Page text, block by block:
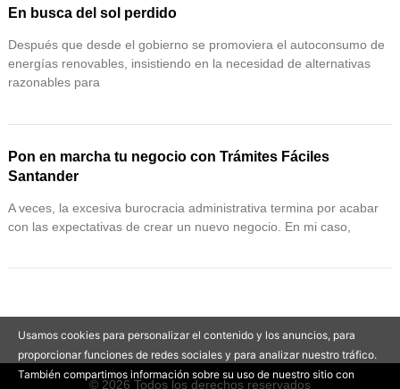
En busca del sol perdido
Después que desde el gobierno se promoviera el autoconsumo de
energías renovables, insistiendo en la necesidad de alternativas
razonables para
Pon en marcha tu negocio con Trámites Fáciles
Santander
A veces, la excesiva burocracia administrativa termina por acabar
con las expectativas de crear un nuevo negocio. En mi caso,
© 2026 Todos los derechos reservados
Usamos cookies para personalizar el contenido y los anuncios, para
proporcionar funciones de redes sociales y para analizar nuestro tráfico.
También compartimos información sobre su uso de nuestro sitio con